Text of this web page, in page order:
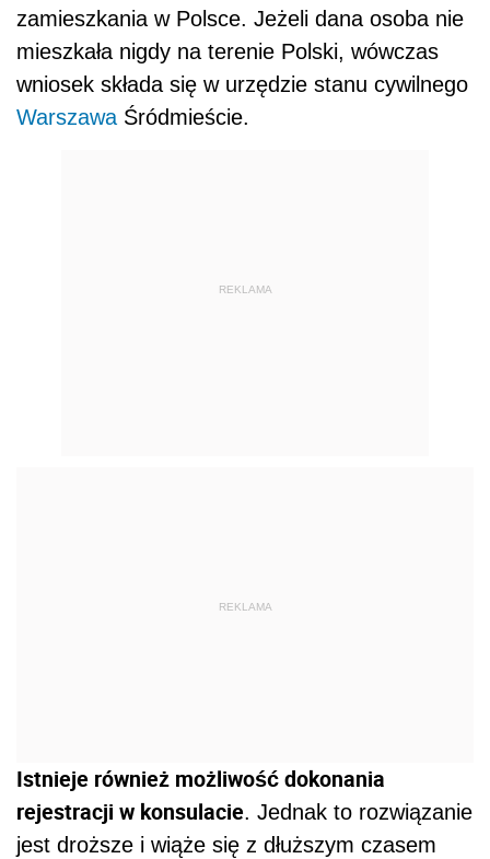
zamieszkania w Polsce. Jeżeli dana osoba nie
mieszkała nigdy na terenie Polski, wówczas
wniosek składa się w urzędzie stanu cywilnego
Warszawa Śródmieście.
REKLAMA
REKLAMA
Istnieje również możliwość dokonania
rejestracji w konsulacie. Jednak to rozwiązanie
jest droższe i wiąże się z dłuższym czasem